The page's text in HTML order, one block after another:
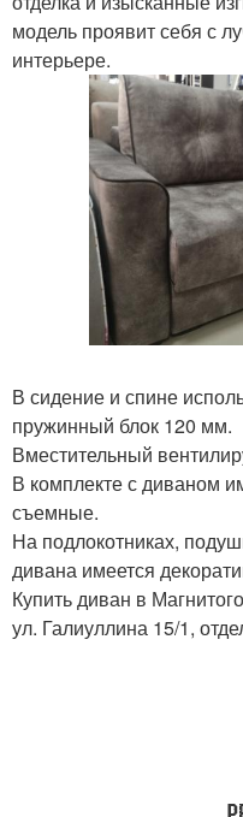
модель проявит себя с
интерьере.
В сидение и спине
пружинный блок 120 мм.
Вместительный
В комплекте с диваном
съемные.
На подлокотниках,
дивана имеется
Купить диван в
ул. Галиуллина 15/1,